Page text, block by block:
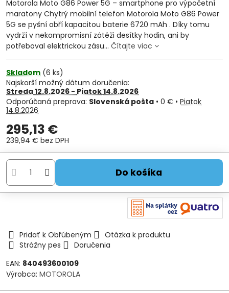
Motorola Moto G86 Power 5G – smartphone pro výpočetní
maratony Chytrý mobilní telefon Motorola Moto G86 Power
5G se pyšní obří kapacitou baterie 6720 mAh . Díky tomu
vydrží v nekompromisní zátěži desítky hodin, ani by
potřeboval elektrickou zásu... Čítajte viac
Skladom (6 ks)
Najskorší možný dátum doručenia:
Streda12.8.2026 −Piatok14.8.2026
Slovenská pošta • 0 € • Piatok
14.8.2026
295,13 €
239,94 € bez DPH
Do košíka
Pridať k Obľúbeným
Otázka k produktu
Strážny pes
Doručenia
EAN: 840493600109
Výrobca: MOTOROLA